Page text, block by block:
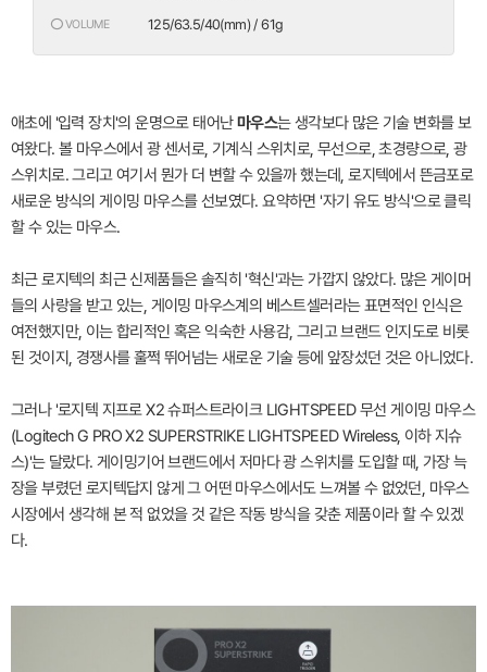
⭕ VOLUME 125/63.5/40(mm) / 61g
애초에 '입력 장치'의 운명으로 태어난마우스는 생각보다 많은 기술 변화를 보
여왔다. 볼 마우스에서 광 센서로, 기계식 스위치로, 무선으로, 초경량으로, 광
스위치로. 그리고 여기서 뭔가 더 변할 수 있을까 했는데, 로지텍에서 뜬금포로
새로운 방식의 게이밍 마우스를 선보였다. 요약하면 '자기 유도 방식'으로 클릭
할 수 있는 마우스.
최근 로지텍의 최근 신제품들은 솔직히 '혁신'과는 가깝지 않았다. 많은 게이머
들의 사랑을 받고 있는, 게이밍 마우스계의 베스트셀러라는 표면적인 인식은
여전했지만, 이는 합리적인 혹은 익숙한 사용감, 그리고 브랜드 인지도로 비롯
된 것이지, 경쟁사를 훌쩍 뛰어넘는 새로운 기술 등에 앞장섰던 것은 아니었다.
그러나 '로지텍 지프로 X2 슈퍼스트라이크 LIGHTSPEED 무선 게이밍 마우스
(Logitech G PRO X2 SUPERSTRIKE LIGHTSPEED Wireless, 이하 지슈
스)'는 달랐다. 게이밍기어 브랜드에서 저마다 광 스위치를 도입할 때, 가장 늑
장을 부렸던 로지텍답지 않게 그 어떤 마우스에서도 느껴볼 수 없었던, 마우스
시장에서 생각해 본 적 없었을 것 같은 작동 방식을 갖춘 제품이라 할 수 있겠
다.